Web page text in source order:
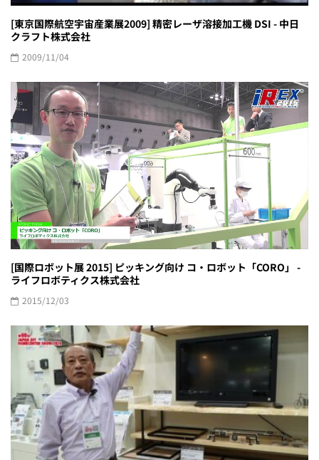
[東京国際航空宇宙産業展2009] 精密レーザ溶接加工機 DSI - 中日
クラフト株式会社
2009/11/04
[国際ロボット展 2015] ピッキング向け コ・ロボット「CORO」 -
ライフロボティクス株式会社
2015/12/03